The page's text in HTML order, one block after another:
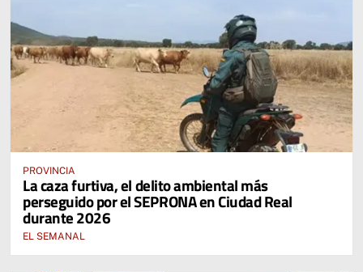
PROVINCIA
La caza furtiva, el delito ambiental más
perseguido por el SEPRONA en Ciudad Real
durante 2026
EL SEMANAL